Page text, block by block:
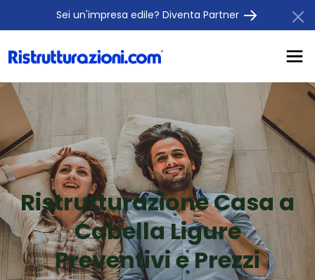
Sei un'impresa edile? Diventa Partner
Ristrutturazione Casa a
Cabella Ligure
Preventivi e Prezzi